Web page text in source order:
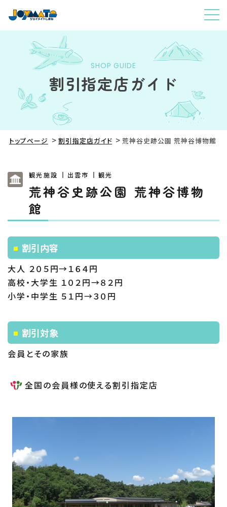
SHOP GUIDE
割引指定店ガイド
トップページ 割引指定店ガイド 荒神谷史跡公園 荒神谷博物館
観光施設 出雲市 観光
荒神谷史跡公園 荒神谷博物
館
割引内容
大人 ２０５円→１６４円
高校・大学生 １０２円→８２円
小学・中学生 ５１円→３０円
割引対象
会員とその家族
全国の会員様の使える割引指定店